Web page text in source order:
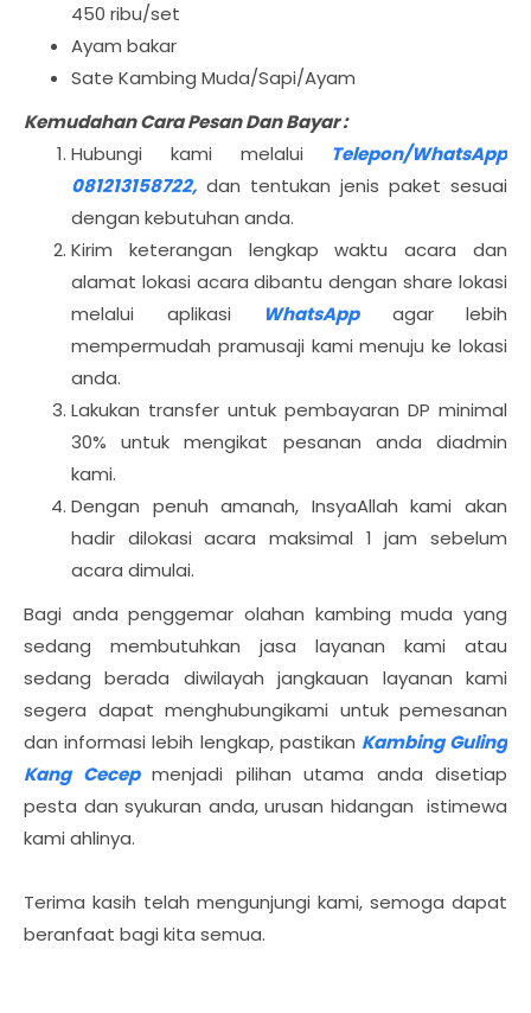
450 ribu/set
Ayam bakar
Sate Kambing Muda/Sapi/Ayam
Kemudahan Cara Pesan Dan Bayar :
Hubungi kami melalui Telepon/WhatsApp
081213158722, dan tentukan jenis paket sesuai
dengan kebutuhan anda.
Kirim keterangan lengkap waktu acara dan
alamat lokasi acara dibantu dengan share lokasi
melalui aplikasi
WhatsAppagar lebih
mempermudah pramusaji kami menuju ke lokasi
anda.
Lakukan transfer untuk pembayaran DP minimal
30% untuk mengikat pesanan anda diadmin
kami.
Dengan penuh amanah, InsyaAllah kami akan
hadir dilokasi acara maksimal 1 jam sebelum
acara dimulai.
Bagi anda penggemar olahan kambing muda yang
sedang membutuhkan jasa layanan kami atau
sedang berada diwilayah jangkauan layanan kami
segera dapat menghubungikami untuk pemesanan
dan informasi lebih lengkap, pastikan Kambing Guling
Kang Cecepmenjadi pilihan utama anda disetiap
pesta dan syukuran anda, urusan hidangan istimewa
kami ahlinya.
Terima kasih telah mengunjungi kami, semoga dapat
beranfaat bagi kita semua.